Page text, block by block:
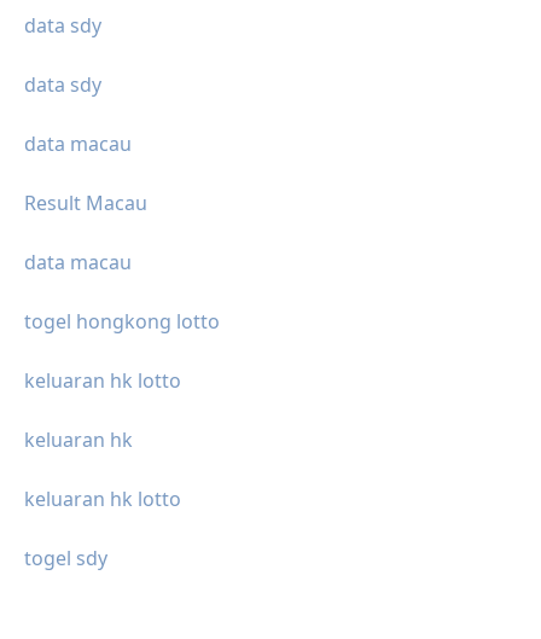
data sdy
data sdy
data macau
Result Macau
data macau
togel hongkong lotto
keluaran hk lotto
keluaran hk
keluaran hk lotto
togel sdy